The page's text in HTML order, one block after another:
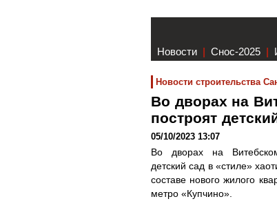
Новости | Снос-2025 |
Новости строительства
Во дворах на
построят
05/10/2023 13:07
Во дворах на
детский сад в «стиле»
составе нового жилого
метро «Купчино».